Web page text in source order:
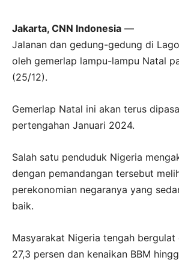
Jakarta, CNN Indonesia —
Jalanan dan gedung-gedung di
oleh gemerlap lampu-lampu Natal
(25/12).
Gemerlap Natal ini akan terus
pertengahan Januari 2024.
Salah satu penduduk Nigeria
dengan pemandangan tersebut
perekonomian negaranya yang
baik.
Masyarakat Nigeria tengah bergulat
27,3 persen dan kenaikan BBM